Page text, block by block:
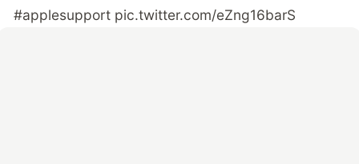
#applesupport pic.twitter.com/eZng16barS